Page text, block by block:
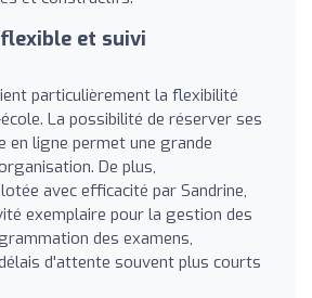
et suivi
particulièrement la flexibilité
La possibilité de réserver ses
en ligne permet une grande
De plus,
avec efficacité par Sandrine,
exemplaire pour la gestion des
des examens,
d'attente souvent plus courts